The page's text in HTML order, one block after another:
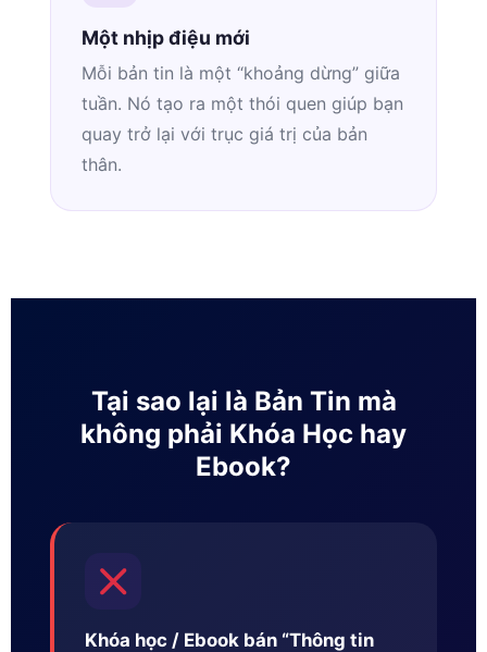
Một nhịp điệu mới
Mỗi bản tin là một “khoảng dừng” giữa
tuần. Nó tạo ra một thói quen giúp bạn
quay trở lại với trục giá trị của bản
thân.
Tại sao lại là Bản Tin mà
không phải Khóa Học hay
Ebook?
Khóa học / Ebook bán “Thông tin